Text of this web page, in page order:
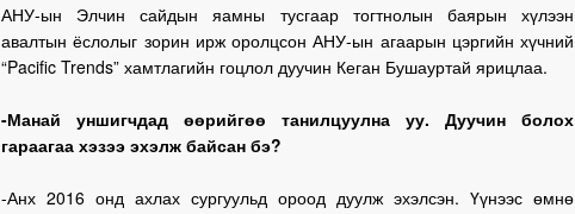
АНУ-ын Элчин сайдын яамны тусгаар тогтнолын баярын хүлээн
авалтын ёслолыг зорин ирж оролцсон АНУ-ын агаарын цэргийн хүчний
“Pacific Trends” хамтлагийн гоцлол дуучин Кеган Бушауртай ярицлаа.
-Манай уншигчдад өөрийгөө танилцуулна уу. Дуучин болох
гараагаа хэзээ эхэлж байсан бэ?
-Анх 2016 онд ахлах сургуульд ороод дуулж эхэлсэн. Үүнээс өмнө